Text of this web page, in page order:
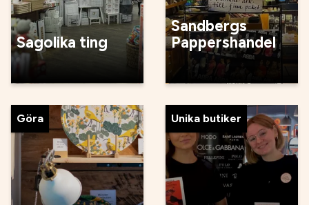
Sagolika ting
Sandbergs
Pappershandel
Göra Unika butiker